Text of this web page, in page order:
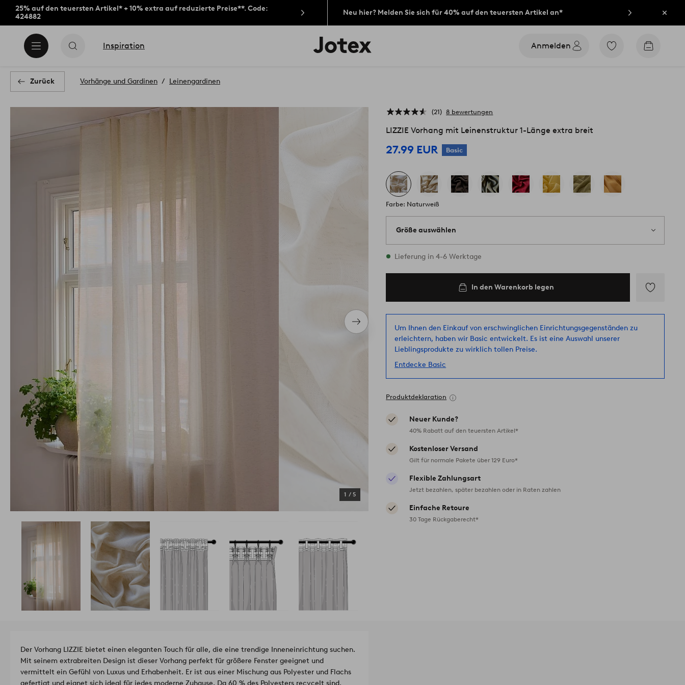
25% auf den teuersten Artikel* + 10% extra auf reduzierte Preise**. Code:
424882
Neu hier? Melden Sie sich für 40% auf den teuersten Artikel an*
Inspiration
Jotex-
Logo
Anmelden
Zu
Zum
Zurück Vorhänge und Gardinen Leinengardinen
Nächstes
Produkt
1 / 5
21 8 bewertungen
LIZZIE Vorhang mit Leinenstruktur 1-Länge extra breit
27.99 EUR Basic
Farbe: Naturweiß
Größe auswählen
Alle Größen vorrätig
Lieferung in 4-6 Werktage
In den Warenkorb legen
Favoriten
hinzufügen
Um Ihnen den Einkauf von erschwinglichen Einrichtungsgegenständen zu
erleichtern, haben wir Basic entwickelt. Es ist eine Auswahl unserer
Lieblingsprodukte zu wirklich tollen Preise.
Entdecke Basic
Produktdeklaration
Neuer Kunde?
40% Rabatt auf den teuersten Artikel*
Kostenloser Versand
Gilt für normale Pakete über 129 Euro*
Flexible Zahlungsart
Jetzt bezahlen, später bezahlen oder in Raten zahlen
Einfache Retoure
30 Tage Rückgaberecht*
Der Vorhang LIZZIE bietet einen eleganten Touch für alle, die eine trendige Inneneinrichtung suchen.
Mit seinem extrabreiten Design ist dieser Vorhang perfekt für größere Fenster geeignet und
vermittelt ein Gefühl von Luxus und Erhabenheit. Er ist aus einer Mischung aus Polyester und Flachs
gefertigt und eignet sich ideal für jedes moderne Zuhause. Da 60 % des Polyesters recycelt sind,